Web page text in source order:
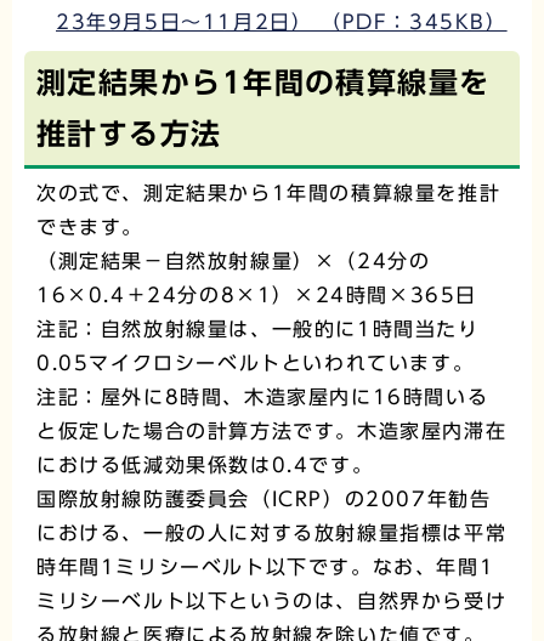
23年9月5日～11月2日） （PDF：345KB）
測定結果から1年間の積算線量を
推計する方法
次の式で、測定結果から1年間の積算線量を推計
できます。
（測定結果－自然放射線量）×（24分の
16×0.4＋24分の8×1）×24時間×365日
注記：自然放射線量は、一般的に1時間当たり
0.05マイクロシーベルトといわれています。
注記：屋外に8時間、木造家屋内に16時間いる
と仮定した場合の計算方法です。木造家屋内滞在
における低減効果係数は0.4です。
国際放射線防護委員会（ICRP）の2007年勧告
における、一般の人に対する放射線量指標は平常
時年間1ミリシーベルト以下です。なお、年間1
ミリシーベルト以下というのは、自然界から受け
る放射線と医療による放射線を除いた値です。